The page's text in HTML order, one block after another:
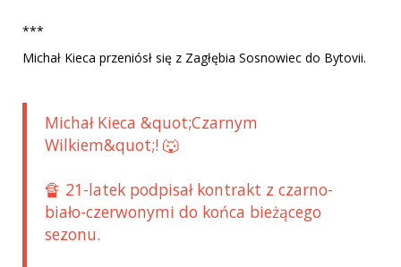
***
Michał Kieca przeniósł się z Zagłębia Sosnowiec do Bytovii.
Michał Kieca &quot;Czarnym
Wilkiem&quot;! 🐺
🔏 21-latek podpisał kontrakt z czarno-
biało-czerwonymi do końca bieżącego
sezonu.